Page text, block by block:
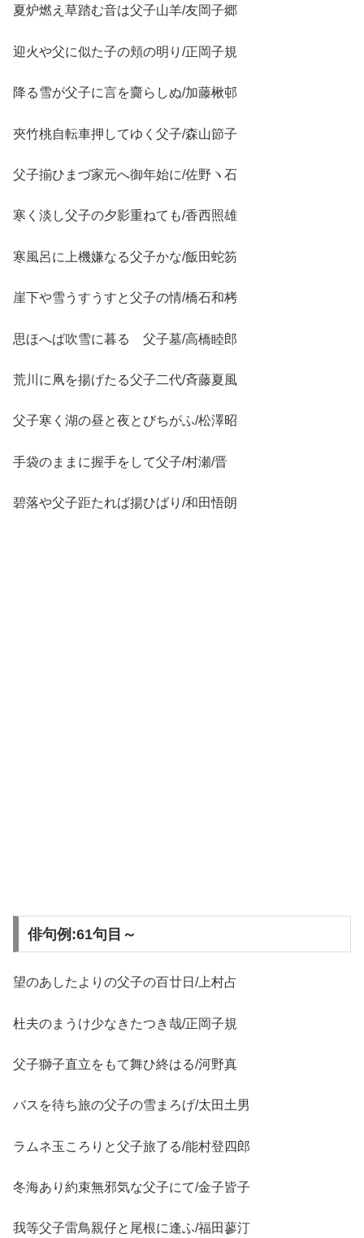
夏炉燃え草踏む音は父子山羊/友岡子郷
迎火や父に似た子の頬の明り/正岡子規
降る雪が父子に言を齎らしぬ/加藤楸邨
夾竹桃自転車押してゆく父子/森山節子
父子揃ひまづ家元へ御年始に/佐野ヽ石
寒く淡し父子の夕影重ねても/香西照雄
寒風呂に上機嫌なる父子かな/飯田蛇笏
崖下や雪うすうすと父子の情/橋石和栲
思ほへば吹雪に暮るゝ父子墓/高橋睦郎
荒川に凧を揚げたる父子二代/斉藤夏風
父子寒く湖の昼と夜とびちがふ/松澤昭
手袋のままに握手をして父子/村瀬/晋
碧落や父子距たれば揚ひばり/和田悟朗
俳句例:61句目～
望のあしたよりの父子の百廿日/上村占
杜夫のまうけ少なきたつき哉/正岡子規
父子獅子直立をもて舞ひ終はる/河野真
バスを待ち旅の父子の雪まろげ/太田土男
ラムネ玉ころりと父子旅了る/能村登四郎
冬海あり約束無邪気な父子にて/金子皆子
我等父子雷鳥親仔と尾根に逢ふ/福田蓼汀